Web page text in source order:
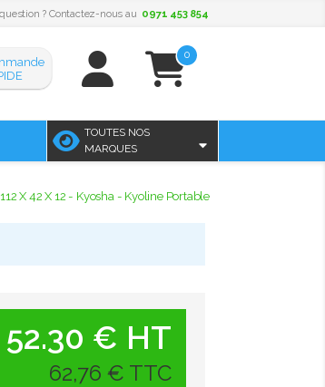
? Contactez-nous au 0971 453 854
0
TOUTES NOS
MARQUES
X 42 X 12 - Kyosha - Kyoline Portable
52.30 € HT
62,76 € TTC